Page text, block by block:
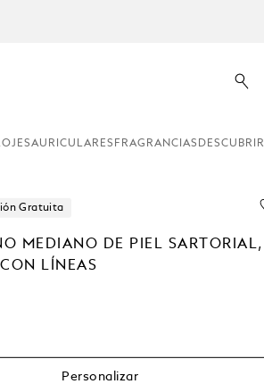
AURICULARES FRAGRANCIAS DESCUBRIR
Gratuita
MEDIANO DE PIEL SARTORIAL,
LÍNEAS
Personalizar